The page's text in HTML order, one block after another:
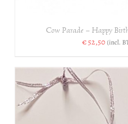
Cow Parade – Happy
€52,50 (incl.